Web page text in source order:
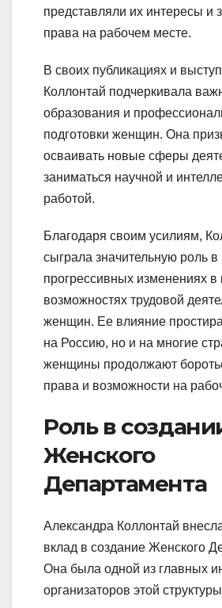
представляли их интересы и
права на рабочем месте.
В своих публикациях и
Коллонтай подчеркивала
образования и
подготовки женщин. Она
осваивать новые сферы
заниматься научной и
работой.
Благодаря своим усилиям,
сыграла значительную роль в
прогрессивных изменениях в
возможностях трудовой
женщин. Ее влияние
на Россию, но и на многие
женщины продолжают
права и возможности на
Роль в
Женского
Департамента
Александра Коллонтай
вклад в создание Женского
Она была одной из главных
организаторов этой